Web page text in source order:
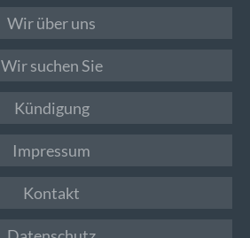
Wir über uns
Wir suchen Sie
Kündigung
Impressum
Kontakt